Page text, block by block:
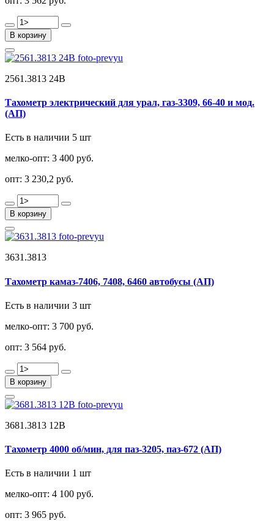
В корзину
2561.3813 24В
Тахометр электрический для урал, газ-3309, 66-40 и мод.
(АП)
Есть в наличии 5 шт
мелко-опт: 3 400 руб.
опт: 3 230,2 руб.
В корзину
3631.3813
Тахометр камаз-7406, 7408, 6460 автобусы (АП)
Есть в наличии 3 шт
мелко-опт: 3 700 руб.
опт: 3 564 руб.
В корзину
3681.3813 12В
Тахометр 4000 об/мин, для паз-3205, паз-672 (АП)
Есть в наличии 1 шт
мелко-опт: 4 100 руб.
опт: 3 965 руб.